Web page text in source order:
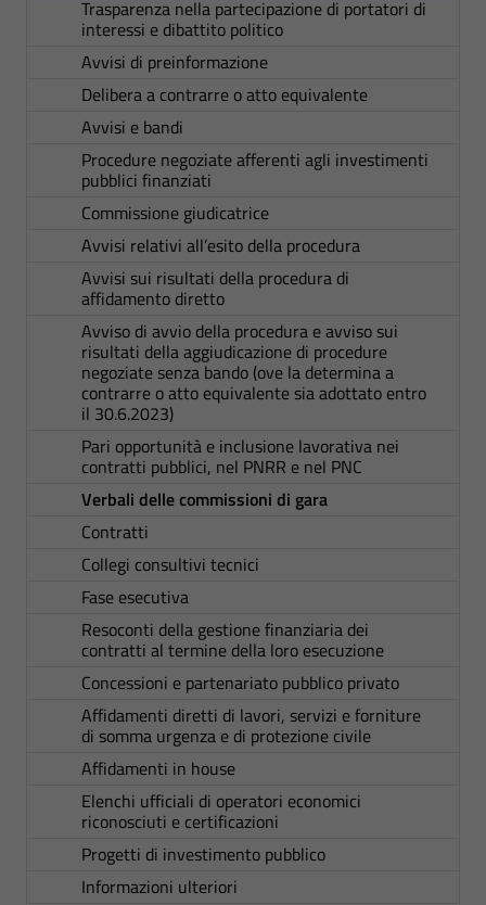
Trasparenza nella partecipazione di portatori di
interessi e dibattito politico
Avvisi di preinformazione
Delibera a contrarre o atto equivalente
Avvisi e bandi
Procedure negoziate afferenti agli investimenti
pubblici finanziati
Commissione giudicatrice
Avvisi relativi all’esito della procedura
Avvisi sui risultati della procedura di
affidamento diretto
Avviso di avvio della procedura e avviso sui
risultati della aggiudicazione di procedure
negoziate senza bando (ove la determina a
contrarre o atto equivalente sia adottato entro
il 30.6.2023)
Pari opportunità e inclusione lavorativa nei
contratti pubblici, nel PNRR e nel PNC
Verbali delle commissioni di gara
Contratti
Collegi consultivi tecnici
Fase esecutiva
Resoconti della gestione finanziaria dei
contratti al termine della loro esecuzione
Concessioni e partenariato pubblico privato
Affidamenti diretti di lavori, servizi e forniture
di somma urgenza e di protezione civile
Affidamenti in house
Elenchi ufficiali di operatori economici
riconosciuti e certificazioni
Progetti di investimento pubblico
Informazioni ulteriori